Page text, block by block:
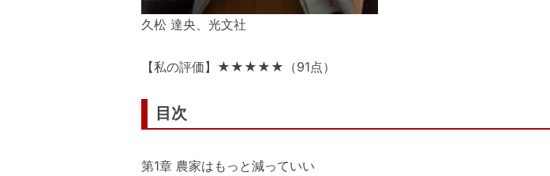
久松 達央、光文社
【私の評価】★★★★★（91点）
目次
第1章 農家はもっと減っていい